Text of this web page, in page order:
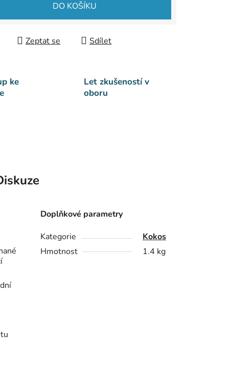
DO KOŠÍKU
Zeptat se Sdílet
ke
Let zkušeností v
oboru
Doplňkové parametry
Kategorie
Kokos
Hmotnost
1.4 kg